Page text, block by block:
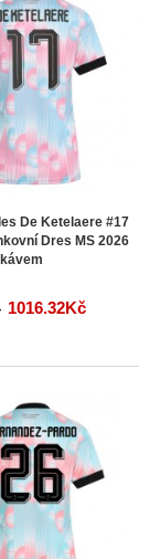
De Ketelaere #17
Dres MS 2026
1016.32Kč